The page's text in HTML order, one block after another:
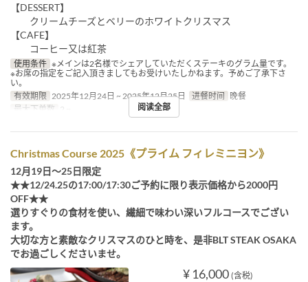
【DESSERT】
クリームチーズとベリーのホワイトクリスマス
【CAFE】
コーヒー又は紅茶
使用条件 ※メインは2名様でシェアしていただくステーキのグラム量です。
※お席の指定をご記入頂きましてもお受けいたしかねます。予めご了承下さ
い。
有效期限 2025年12月24日 ~ 2025年12月25日 进餐时间 晚餐
最大下单数 2 ~ 阅读全部
Christmas Course 2025《プライム フィレミニヨン》
12月19日～25日限定
★★12/24.25の17:00/17:30ご予約に限り表示価格から2000円
OFF★★
選りすぐりの食材を使い、繊細で味わい深いフルコースでござい
ます。
大切な方と素敵なクリスマスのひと時を、是非BLT STEAK OSAKA
でお過ごしくださいませ。
¥ 16,000 (含税)